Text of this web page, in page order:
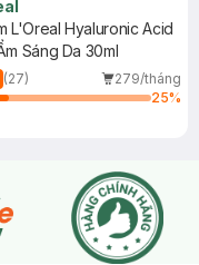
L'Oreal Hyaluronic Acid
Sáng Da 30ml
(27)
279/tháng
25%